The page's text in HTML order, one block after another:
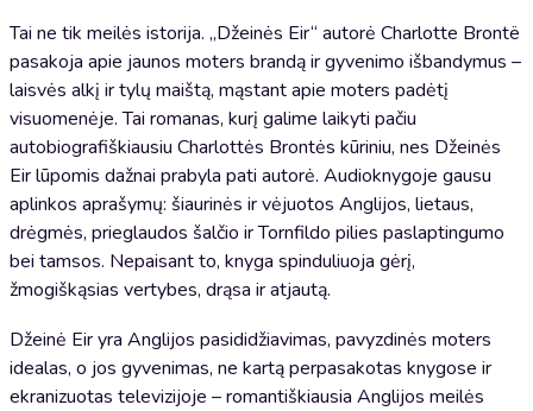
Tai ne tik meilės istorija. „Džeinės Eir“ autorė Charlotte Brontë
pasakoja apie jaunos moters brandą ir gyvenimo išbandymus –
laisvės alkį ir tylų maištą, mąstant apie moters padėtį
visuomenėje. Tai romanas, kurį galime laikyti pačiu
autobiografiškiausiu Charlottės Brontės kūriniu, nes Džeinės
Eir lūpomis dažnai prabyla pati autorė. Audioknygoje gausu
aplinkos aprašymų: šiaurinės ir vėjuotos Anglijos, lietaus,
drėgmės, prieglaudos šalčio ir Tornfildo pilies paslaptingumo
bei tamsos. Nepaisant to, knyga spinduliuoja gėrį,
žmogiškąsias vertybes, drąsa ir atjautą.
Džeinė Eir yra Anglijos pasididžiavimas, pavyzdinės moters
idealas, o jos gyvenimas, ne kartą perpasakotas knygose ir
ekranizuotas televizijoje – romantiškiausia Anglijos meilės